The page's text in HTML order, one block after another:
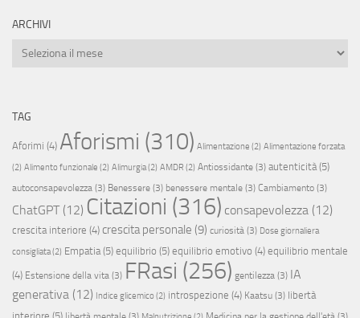
ARCHIVI
Archivi
TAG
Aforimi (4) Aforismi (310) Alimentazione (2) Alimentazione forzata
(2) Alimento funzionale (2) Alimurgia(2) AMDR (2) Antiossidante (3) autenticità (5)
autoconsapevolezza (3) Benessere (3) benessere mentale (3) Cambiamento (3)
ChatGPT(12) Citazioni (316) consapevolezza (12)
crescita interiore (4) crescita personale (9) curiosità (3) Dose giornaliera
consigliata(2) Empatia (5) equilibrio (5) equilibrio emotivo (4) equilibrio mentale
(4) Estensione della vita (3) FRasi (256) gentilezza (3) IA
generativa (12) Indice glicemico (2) introspezione (4) Kaatsu (3) libertà
interiore (5)